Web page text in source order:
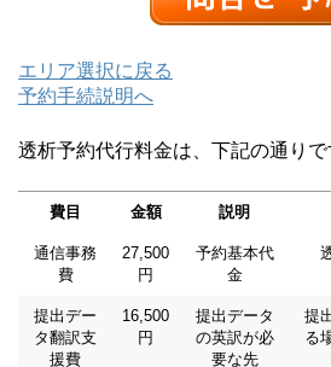
エリア選択に戻る
予約手続説明へ
透析予約代行料金は、下記の通りで
費目 金額 説明
通信事務
費
27,500
円
予約基本代
金
提出デー
タ翻訳支
援費
16,500
円
提出データ
の英訳が必
要な先
提
る